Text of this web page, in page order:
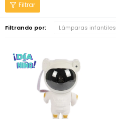
Filtrando por: Lámparas infantiles